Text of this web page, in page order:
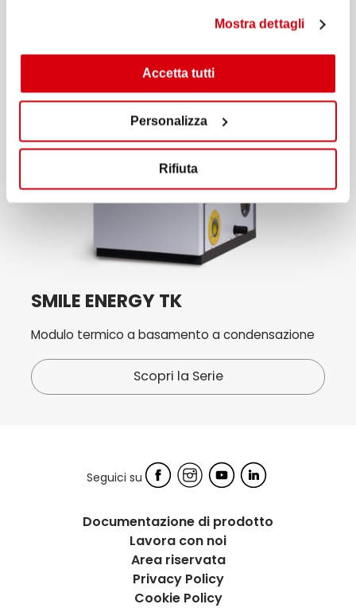
Mostra dettagli
Accetta tutti
Personalizza
Rifiuta
SMILE ENERGY TK
Modulo termico a basamento a condensazione
Scopri la Serie
Seguici su
Documentazione di prodotto
Lavora con noi
Area riservata
Privacy Policy
Cookie Policy